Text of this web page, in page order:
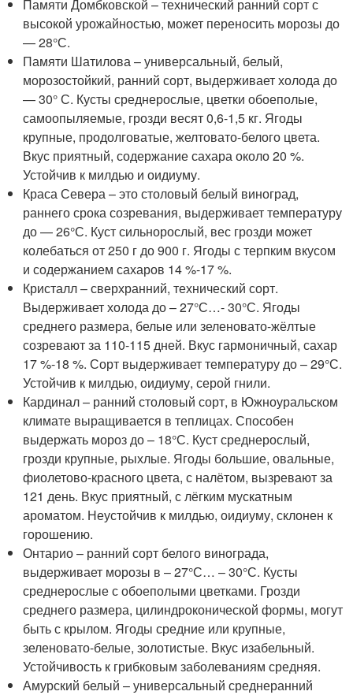
Памяти Домбковской – технический ранний сорт с
высокой урожайностью, может переносить морозы до
— 28°С.
Памяти Шатилова – универсальный, белый,
морозостойкий, ранний сорт, выдерживает холода до
— 30° С. Кусты среднерослые, цветки обоеполые,
самоопыляемые, грозди весят 0,6-1,5 кг. Ягоды
крупные, продолговатые, желтовато-белого цвета.
Вкус приятный, содержание сахара около 20 %.
Устойчив к милдью и оидиуму.
Краса Севера – это столовый белый виноград,
раннего срока созревания, выдерживает температуру
до — 26°С. Куст сильнорослый, вес грозди может
колебаться от 250 г до 900 г. Ягоды с терпким вкусом
и содержанием сахаров 14 %-17 %.
Кристалл – сверхранний, технический сорт.
Выдерживает холода до – 27°С…- 30°С. Ягоды
среднего размера, белые или зеленовато-жёлтые
созревают за 110-115 дней. Вкус гармоничный, сахар
17 %-18 %. Сорт выдерживает температуру до – 29°С.
Устойчив к милдью, оидиуму, серой гнили.
Кардинал – ранний столовый сорт, в Южноуральском
климате выращивается в теплицах. Способен
выдержать мороз до – 18°С. Куст среднерослый,
грозди крупные, рыхлые. Ягоды большие, овальные,
фиолетово-красного цвета, с налётом, вызревают за
121 день. Вкус приятный, с лёгким мускатным
ароматом. Неустойчив к милдью, оидиуму, склонен к
горошению.
Онтарио – ранний сорт белого винограда,
выдерживает морозы в – 27°С… – 30°С. Кусты
среднерослые с обоеполыми цветками. Грозди
среднего размера, цилиндроконической формы, могут
быть с крылом. Ягоды средние или крупные,
зеленовато-белые, золотистые. Вкус изабельный.
Устойчивость к грибковым заболеваниям средняя.
Амурский белый – универсальный среднеранний